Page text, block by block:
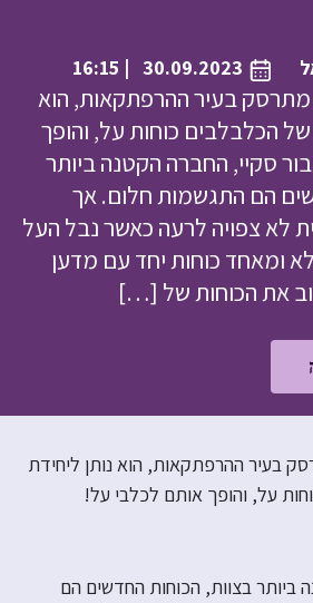
30.09.2023
| 16:15
בעיר ההרפתקאות, הוא
של הכלבלבים כוחות על, והופך
סקיי, החברה הקטנה ביותר
הם התגשמות חלום. אך
לא צפויה לרעה כאשר נבל העל
ומאחד כוחות יחד עם מדען
את הכוחות של […]
בעיר ההרפתקאות, הוא נותן ליחידת
על, והופך אותם לכלבי על!
ביותר בצוות, הכוחות החדשים הם